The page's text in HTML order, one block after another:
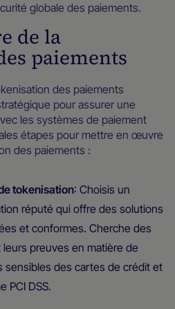
globale des paiements.
de la
paiements
des paiements
pour assurer une
les systèmes de paiement
étapes pour mettre en œuvre
des paiements :
tokenisation: Choisis un
réputé qui offre des solutions
et conformes. Cherche des
preuves en matière de
sensibles des cartes de crédit et
PCI DSS.